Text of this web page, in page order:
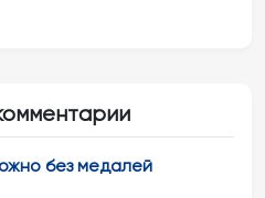
без медалей